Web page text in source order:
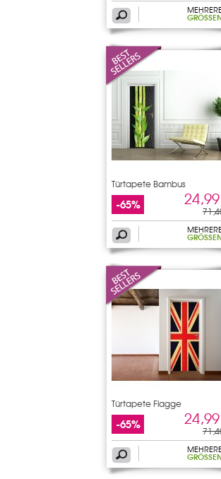
GRÖSSEN
Türtapete Bambus
-65%
GRÖSSEN
Türtapete Flagge
-65%
GRÖSSEN